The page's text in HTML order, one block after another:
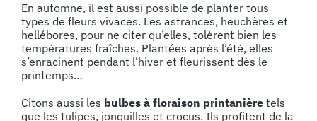
En automne, il est aussi possible de planter tous
types de fleurs vivaces. Les astrances, heuchères et
hellébores, pour ne citer qu’elles, tolèrent bien les
températures fraîches. Plantées après l’été, elles
s’enracinent pendant l’hiver et fleurissent dès le
printemps…
Citons aussi les bulbes à floraison printanière tels
que les tulipes, jonquilles et crocus. Ils profitent de la